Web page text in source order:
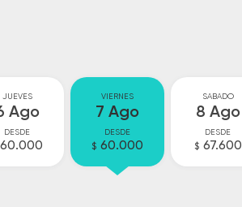
JUEVES
Ago
DESDE
60.000
VIERNES
7 Ago
DESDE
$ 60.000
SABADO
8 Ago
DESDE
$ 67.600